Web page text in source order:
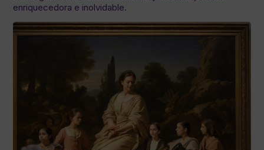
enriquecedora e inolvidable.